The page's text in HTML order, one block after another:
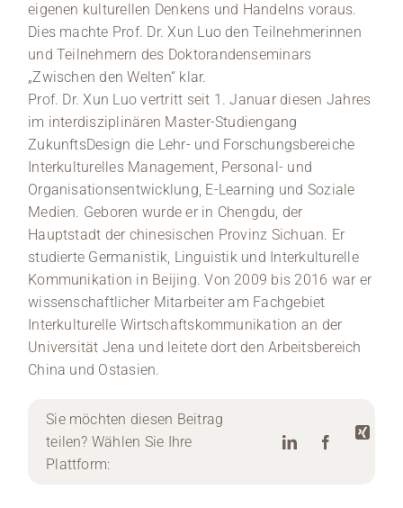
eigenen kulturellen Denkens und Handelns voraus.
Dies machte Prof. Dr. Xun Luo den Teilnehmerinnen
und Teilnehmern des Doktorandenseminars
„Zwischen den Welten“ klar.
Prof. Dr. Xun Luo vertritt seit 1. Januar diesen Jahres
im interdisziplinären Master-Studiengang
ZukunftsDesign die Lehr- und Forschungsbereiche
Interkulturelles Management, Personal- und
Organisationsentwicklung, E-Learning und Soziale
Medien. Geboren wurde er in Chengdu, der
Hauptstadt der chinesischen Provinz Sichuan. Er
studierte Germanistik, Linguistik und Interkulturelle
Kommunikation in Beijing. Von 2009 bis 2016 war er
wissenschaftlicher Mitarbeiter am Fachgebiet
Interkulturelle Wirtschaftskommunikation an der
Universität Jena und leitete dort den Arbeitsbereich
China und Ostasien.
Sie möchten diesen Beitrag
teilen? Wählen Sie Ihre
Plattform: